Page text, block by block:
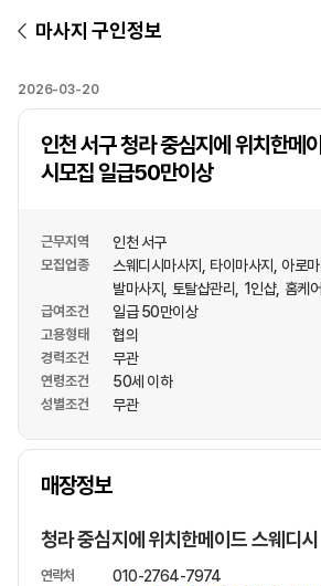
마사지 구인정보
2026-03-20
인천 서구 청라 중심지에 위치한메
시모집 일급50만이상
근무지역 인천 서구
모집업종 스웨디시마사지 타이마사지 아로
발마사지
토탈샵관리 1인샵 홈케어
급여조건 일급 50만이상
고용형태 협의
경력조건 무관
연령조건 50세 이하
성별조건 무관
매장정보
상호명
청라 중심지에 위치한메이드 스웨디시
연락처 010-2764-7974